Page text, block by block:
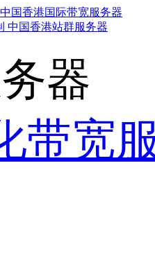
中国香港国际带宽服务器
中国香港站群服务器
器
带宽